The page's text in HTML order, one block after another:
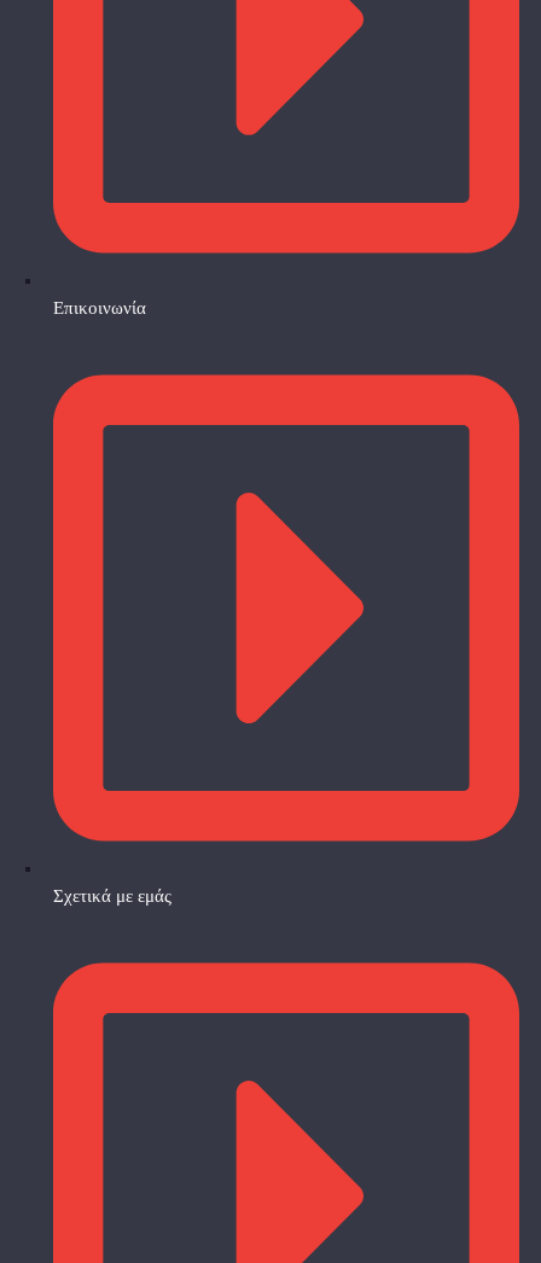
Επικοινωνία
Σχετικά με εμάς